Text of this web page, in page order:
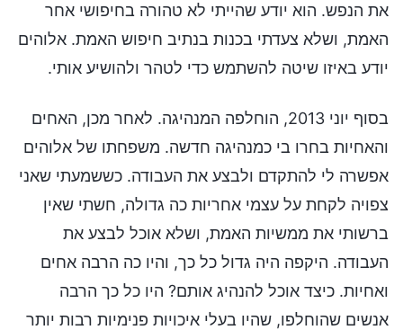
את הנפש. הוא יודע שהייתי לא טהורה בחיפושי אחר
האמת, ושלא צעדתי בכנות בנתיב חיפוש האמת. אלוהים
יודע באיזו שיטה להשתמש כדי לטהר ולהושיע אותי.
בסוף יוני 2013, הוחלפה המנהיגה. לאחר מכן, האחים
והאחיות בחרו בי כמנהיגה חדשה. משפחתו של אלוהים
אפשרה לי להתקדם ולבצע את העבודה. כששמעתי שאני
צפויה לקחת על עצמי אחריות כה גדולה, חשתי שאין
ברשותי את ממשיות האמת, ושלא אוכל לבצע את
העבודה. היקפה היה גדול כל כך, והיו כה הרבה אחים
ואחיות. כיצד אוכל להנהיג אותם? היו כל כך הרבה
אנשים שהוחלפו, שהיו בעלי איכויות פנימיות רבות יותר